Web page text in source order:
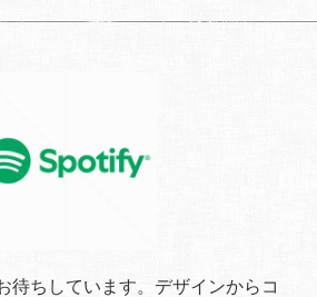
待ちしています。デザインからコ